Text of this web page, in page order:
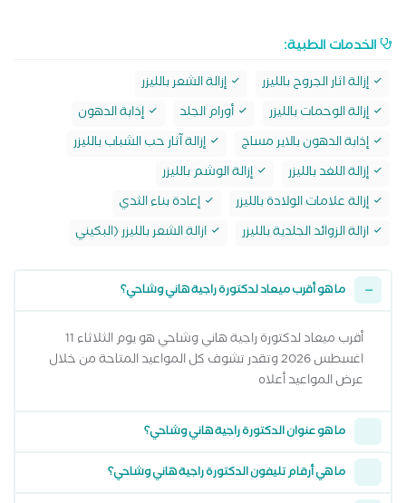
الخدمات الطبية:
إزالة اثار الجروح بالليزر
إزالة الشعر بالليزر
إزالة الوحمات بالليزر
أورام الجلد
إذابة الدهون
إذابة الدهون بالاير مساج
إزالة آثار حب الشباب بالليزر
إزالة اللغد بالليزر
إزالة الوشم بالليزر
إزالة علامات الولادة بالليزر
إعادة بناء الثدي
ازالة الزوائد الجلدية بالليزر
ازالة الشعر بالليزر (البكيني
ما هو أقرب ميعاد لدكتورة راجية هاني وشاحي؟
أقرب ميعاد لدكتورة راجية هاني وشاحي هو يوم الثلاثاء 11
اغسطس 2026 وتقدر تشوف كل المواعيد المتاحة من خلال
عرض المواعيد أعلاه
ما هو عنوان الدكتورة راجية هاني وشاحي؟
ما هي أرقام تليفون الدكتورة راجية هاني وشاحي؟